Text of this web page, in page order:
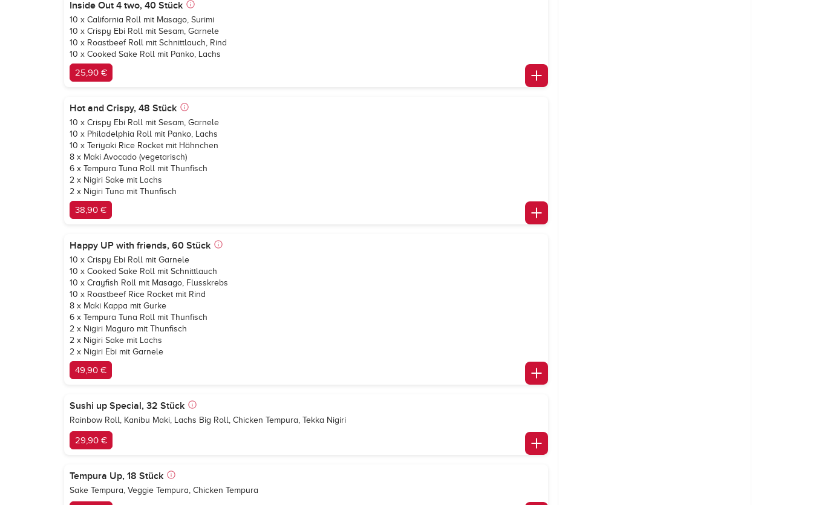
Inside Out 4 two, 40 Stück
10 x California Roll mit Masago, Surimi
10 x Crispy Ebi Roll mit Sesam, Garnele
10 x Roastbeef Roll mit Schnittlauch, Rind
10 x Cooked Sake Roll mit Panko, Lachs
25,90 €
Hot and Crispy, 48 Stück
10 x Crispy Ebi Roll mit Sesam, Garnele
10 x Philadelphia Roll mit Panko, Lachs
10 x Teriyaki Rice Rocket mit Hähnchen
8 x Maki Avocado (vegetarisch)
6 x Tempura Tuna Roll mit Thunfisch
2 x Nigiri Sake mit Lachs
2 x Nigiri Tuna mit Thunfisch
38,90 €
Happy UP with friends, 60 Stück
10 x Crispy Ebi Roll mit Garnele
10 x Cooked Sake Roll mit Schnittlauch
10 x Crayfish Roll mit Masago, Flusskrebs
10 x Roastbeef Rice Rocket mit Rind
8 x Maki Kappa mit Gurke
6 x Tempura Tuna Roll mit Thunfisch
2 x Nigiri Maguro mit Thunfisch
2 x Nigiri Sake mit Lachs
2 x Nigiri Ebi mit Garnele
49,90 €
Sushi up Special, 32 Stück
Rainbow Roll, Kanibu Maki, Lachs Big Roll, Chicken Tempura, Tekka Nigiri
29,90 €
Tempura Up, 18 Stück
Sake Tempura, Veggie Tempura, Chicken Tempura